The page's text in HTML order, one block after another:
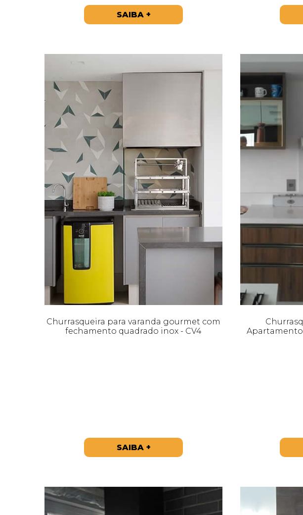
SAIBA +
Churrasqueira para varanda gourmet com
fechamento quadrado inox - CV4
SAIBA +
Apartamento